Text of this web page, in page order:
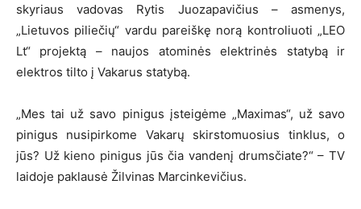
skyriaus vadovas Rytis Juozapavičius – asmenys,
„Lietuvos piliečių“ vardu pareiškę norą kontroliuoti „LEO
Lt“ projektą – naujos atominės elektrinės statybą ir
elektros tilto į Vakarus statybą.
„Mes tai už savo pinigus įsteigėme „Maximas“, už savo
pinigus nusipirkome Vakarų skirstomuosius tinklus, o
jūs? Už kieno pinigus jūs čia vandenį drumsčiate?“ – TV
laidoje paklausė Žilvinas Marcinkevičius.